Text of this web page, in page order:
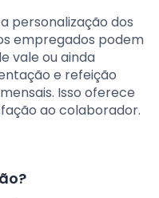
personalização dos
empregados podem
vale ou ainda
e refeição
Isso oferece
ao colaborador.